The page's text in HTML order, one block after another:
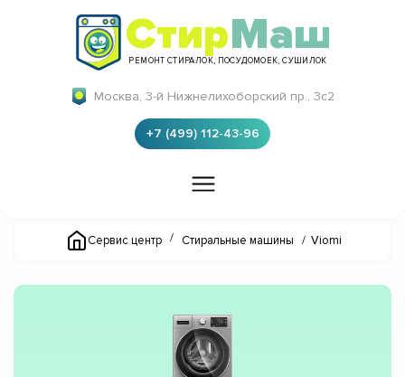
СтирМаш
РЕМОНТ СТИРАЛОК, ПОСУДОМОЕК, СУШИЛОК
Москва, 3-й Нижнелихоборский пр., 3с2
+7 (499) 112-43-96
Сервис центр / Стиральные машины / Viomi